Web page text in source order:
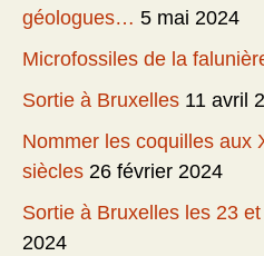
géologues… 5 mai 2024
Microfossiles de la
Sortie à Bruxelles 11 avril
Nommer les coquilles aux
siècles 26 février 2024
Sortie à Bruxelles les 23
2024